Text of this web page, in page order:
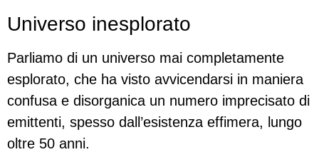
Universo inesplorato
Parliamo di un universo mai completamente
esplorato, che ha visto avvicendarsi in maniera
confusa e disorganica un numero imprecisato di
emittenti, spesso dall’esistenza effimera, lungo
oltre 50 anni.